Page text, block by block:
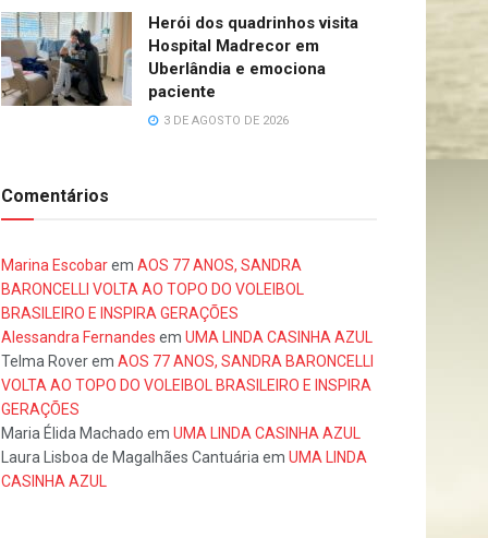
Herói dos quadrinhos visita
Hospital Madrecor em
Uberlândia e emociona
paciente
3 DE AGOSTO DE 2026
Comentários
Marina Escobarem AOS 77 ANOS, SANDRA
BARONCELLI VOLTA AO TOPO DO VOLEIBOL
BRASILEIRO E INSPIRA GERAÇÕES
Alessandra Fernandes em UMA LINDA CASINHA AZUL
Telma Roverem AOS 77 ANOS, SANDRA BARONCELLI
VOLTA AO TOPO DO VOLEIBOL BRASILEIRO E INSPIRA
GERAÇÕES
Maria Élida Machado em UMA LINDA CASINHA AZUL
Laura Lisboa de Magalhães Cantuáriaem UMA LINDA
CASINHA AZUL